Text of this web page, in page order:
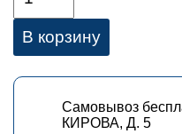
В корзину
Самовывоз
КИРОВА, Д. 5